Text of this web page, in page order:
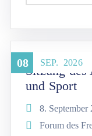
08 SEP. 2026
Sitzung des
und Sport
8. September
Forum des